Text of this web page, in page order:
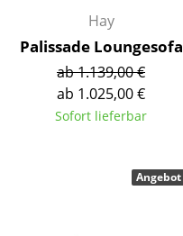
Kinderzimmer
Arbeitszimmer
Diele
Hay
Palissade Loungesofa
ab 1.139,00 €
ab 1.025,00 €
Sofort lieferbar
Angebot